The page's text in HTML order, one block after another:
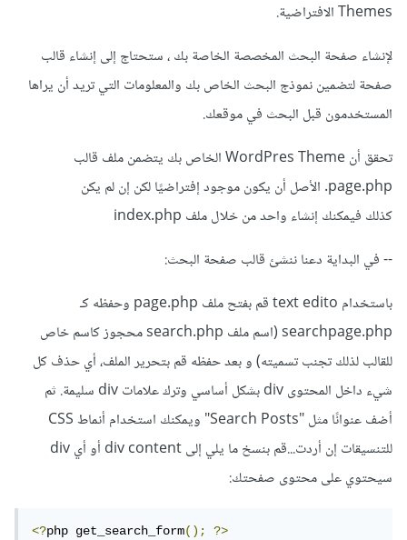
Themes الافتراضية.
لإنشاء صفحة البحث المخصصة الخاصة بك ، ستحتاج إلى إنشاء قالب
صفحة لتضمين نموذج البحث الخاص بك والمعلومات التي تريد أن يراها
المستخدمون قبل البحث في موقعك.
تحقق أن WordPres Theme الخاص بك يتضمن ملف قالب
page.php. الأصل أن يكون موجود إفتراضيًا لكن إن لم يكن
كذلك فيمكنك إنشاء واحد من خلال ملف index.php
-- في البداية دعنا ننشئ قالب صفحة البحث:
باستخدام text edito قم بفتح ملف page.php وحفظه كـ
searchpage.php (اسم ملف search.php محجوز كاسم خاص
للقالب لذلك تجنب تسميته) و بعد حفظه قم بتحرير الملف، أي حذف كل
شيء داخل المحتوى div بشكل أساسي وترك علامات div سليمة. ثم
أضف عنوانًا مثل "Search Posts" ويمكنك استخدام أنماط CSS
للتنسيقات إن أردت...قم بنسخ ما يلي إلى div content أو أي div
سيحتوي على محتوى صفحتك:
<?php get_search_form(); ?>